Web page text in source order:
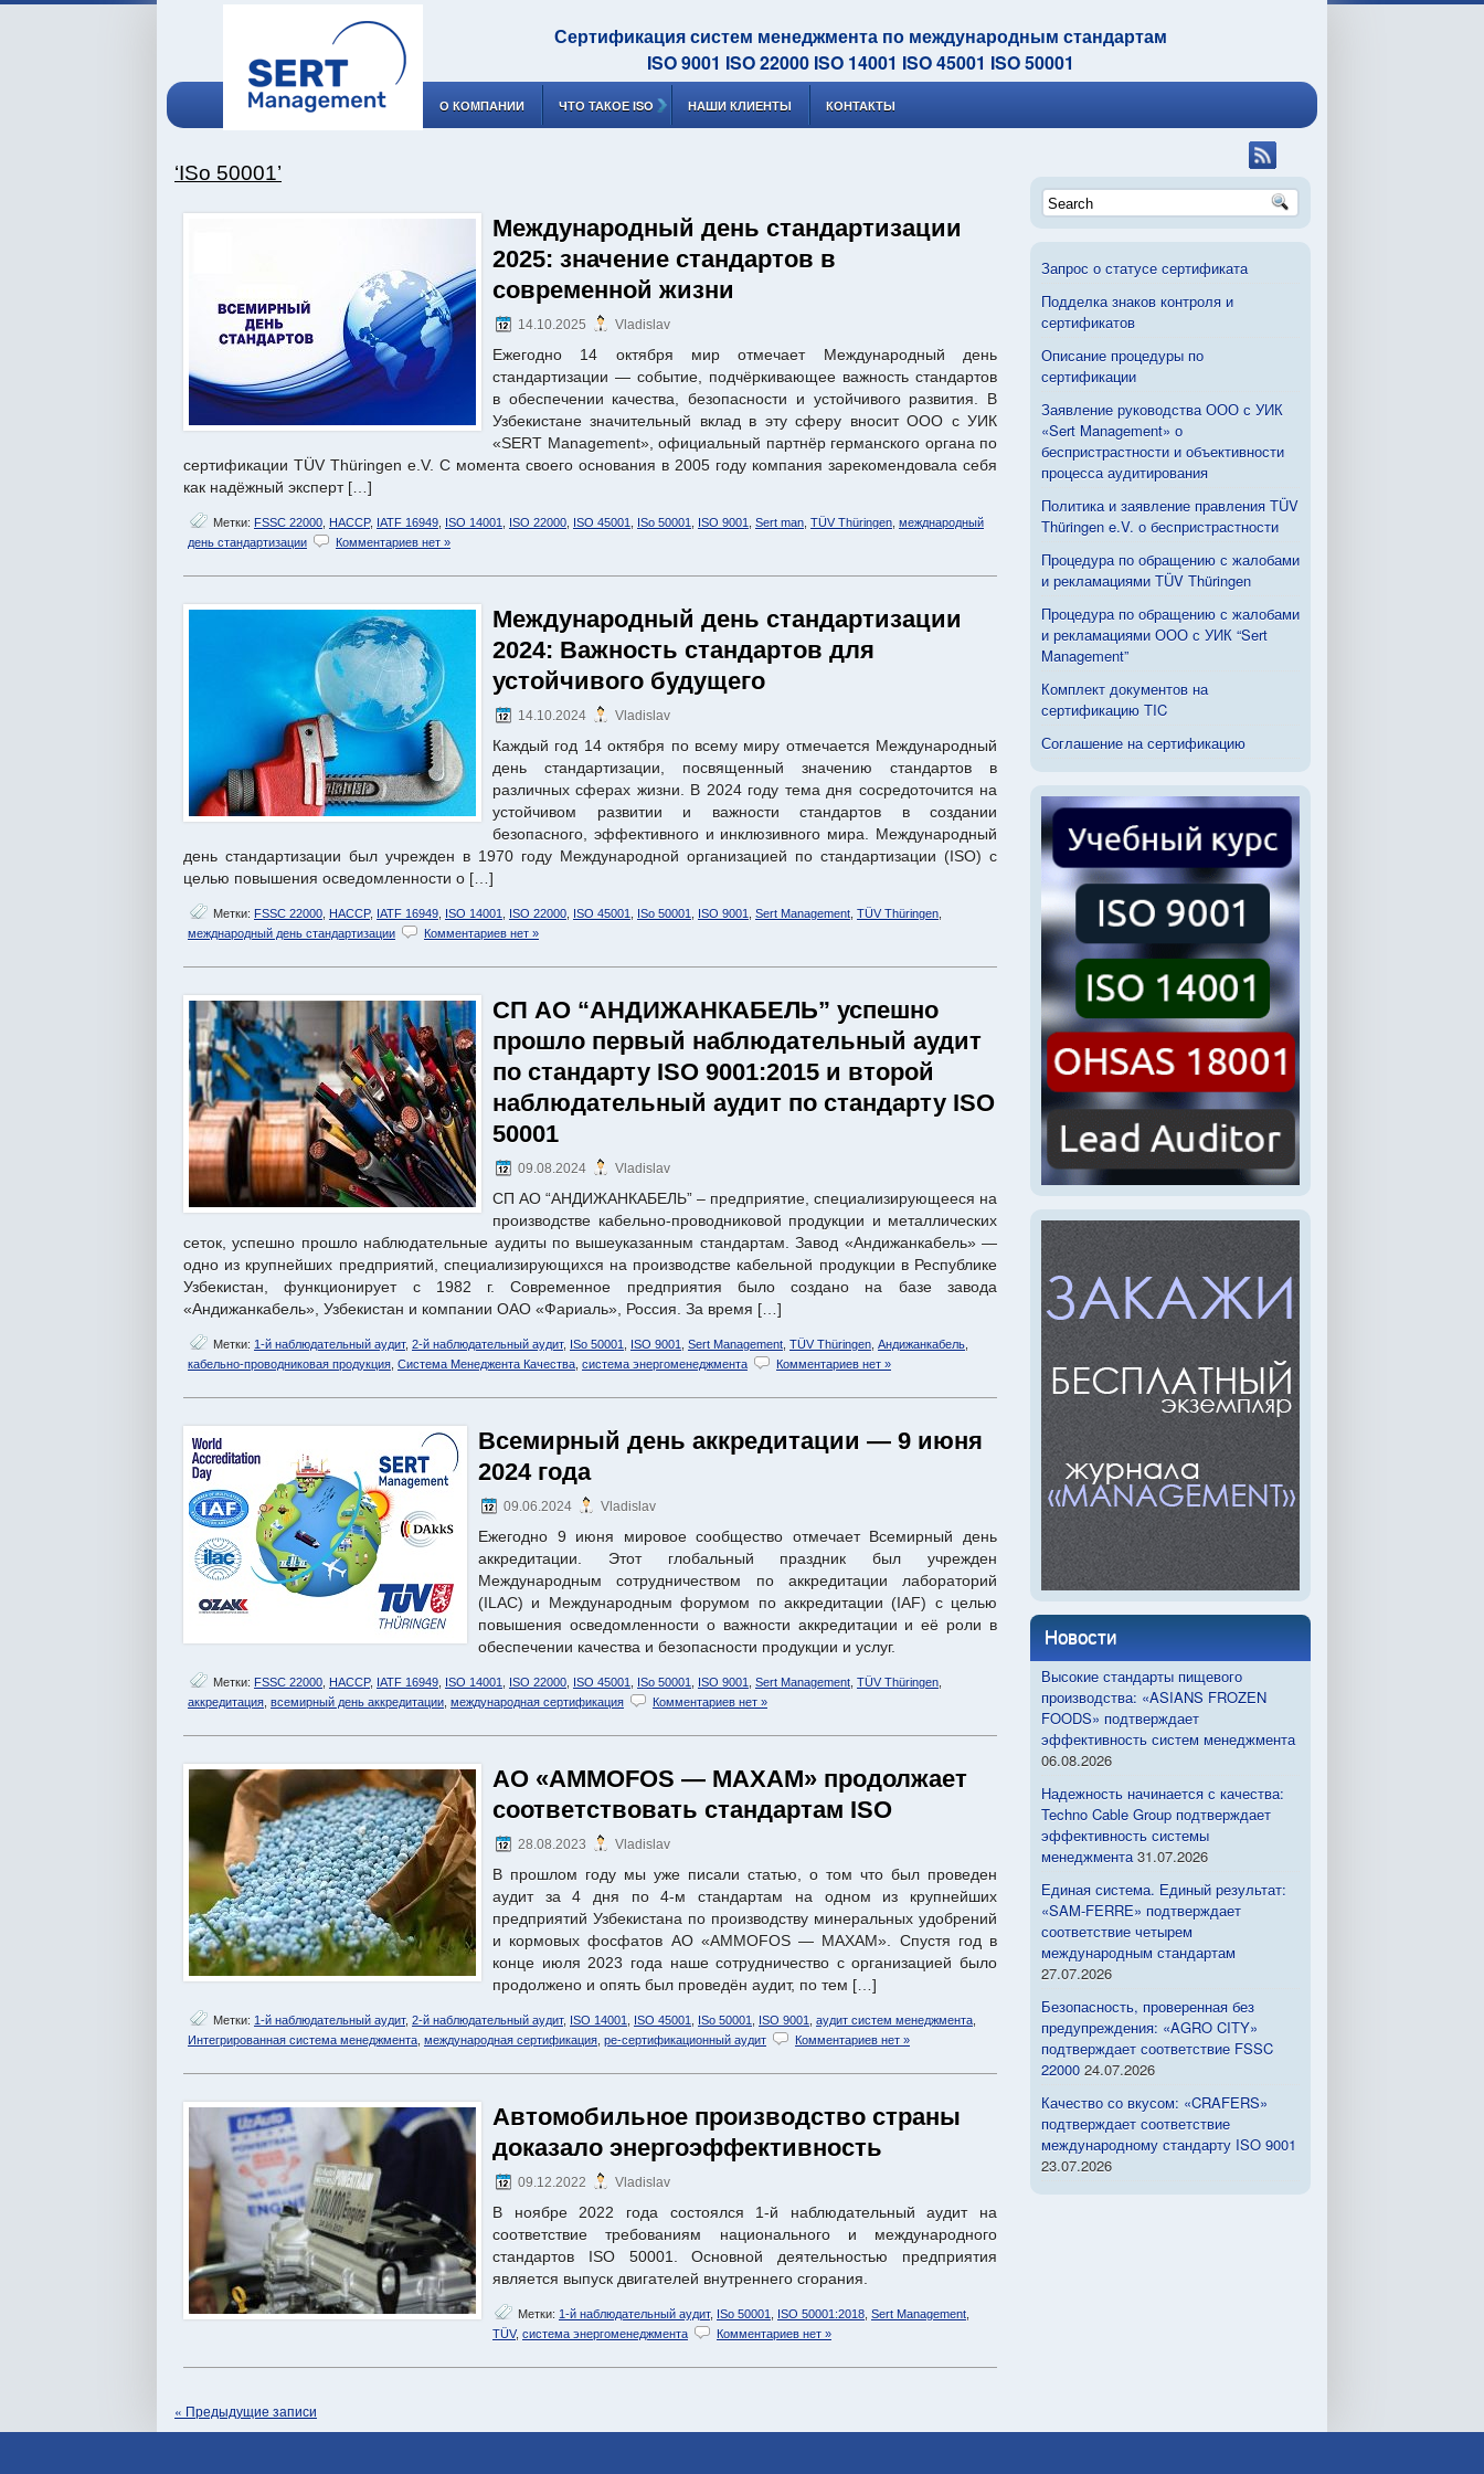
Сертификация систем менеджмента по международным стандартам
ISO 9001 ISO 22000 ISO 14001 ISO 45001 ISO 50001
О КОМПАНИИ ЧТО ТАКОЕ ISO НАШИ КЛИЕНТЫ КОНТАКТЫ
‘ISo 50001’
Международный день стандартизации
2025: значение стандартов в
современной жизни
14.10.2025 Vladislav
Ежегодно 14 октября мир отмечает Международный день
стандартизации — событие, подчёркивающее важность стандартов
в обеспечении качества, безопасности и устойчивого развития. В
Узбекистане значительный вклад в эту сферу вносит ООО с УИК
«SERT Management», официальный партнёр германского органа по
сертификации TÜV Thüringen e.V. С момента своего основания в 2005 году компания зарекомендовала себя
как надёжный эксперт […]
Метки: FSSC 22000 HACCP, IATF 16949 ISO 14001 ISO 22000 ISO 45001 ISo 50001 ISO 9001 Sert man TÜV Thüringen межднародный
день стандартизации
Комментариев нет »
Международный день стандартизации
2024: Важность стандартов для
устойчивого будущего
14.10.2024 Vladislav
Каждый год 14 октября по всему миру отмечается Международный
день стандартизации, посвященный значению стандартов в
различных сферах жизни. В 2024 году тема дня сосредоточится на
устойчивом развитии и важности стандартов в создании
безопасного, эффективного и инклюзивного мира. Международный
день стандартизации был учрежден в 1970 году Международной организацией по стандартизации (ISO) с
целью повышения осведомленности о […]
Метки: FSSC 22000 HACCP, IATF 16949 ISO 14001 ISO 22000 ISO 45001 ISo 50001 ISO 9001 Sert Management TÜV Thüringen
межднародный день стандартизации
Комментариев нет »
СП АО “АНДИЖАНКАБЕЛЬ” успешно
прошло первый наблюдательный аудит
по стандарту ISO 9001:2015 и второй
наблюдательный аудит по стандарту ISO
50001
09.08.2024 Vladislav
СП АО “АНДИЖАНКАБЕЛЬ” – предприятие, специализирующееся на
производстве кабельно-проводниковой продукции и металлических
сеток, успешно прошло наблюдательные аудиты по вышеуказанным стандартам. Завод «Андижанкабель» —
одно из крупнейших предприятий, специализирующихся на производстве кабельной продукции в Республике
Узбекистан, функционирует с 1982 г. Современное предприятия было создано на базе завода
«Андижанкабель», Узбекистан и компании ОАО «Фариаль», Россия. За время […]
Метки: 1-й наблюдательный аудит, 2-й наблюдательный аудит, ISo 50001 ISO 9001 Sert Management TÜV Thüringen Андижанкабель
кабельно-проводниковая продукция Система Менеджента Качества система энергоменеджмента Комментариев нет »
Всемирный день аккредитации — 9 июня
2024 года
09.06.2024 Vladislav
Ежегодно 9 июня мировое сообщество отмечает Всемирный день
аккредитации. Этот глобальный праздник был учрежден
Международным сотрудничеством по аккредитации лабораторий
(ILAC) и Международным форумом по аккредитации (IAF) с целью
повышения осведомленности о важности аккредитации и её роли в
обеспечении качества и безопасности продукции и услуг.
Метки: FSSC 22000 HACCP, IATF 16949 ISO 14001 ISO 22000 ISO 45001 ISo 50001 ISO 9001 Sert Management TÜV Thüringen
аккредитация всемирный день аккредитации международная сертификация Комментариев нет »
АО «АMMOFOS — MAXAM» продолжает
соответствовать стандартам ISO
28.08.2023 Vladislav
В прошлом году мы уже писали статью, о том что был проведен
аудит за 4 дня по 4-м стандартам на одном из крупнейших
предприятий Узбекистана по производству минеральных удобрений
и кормовых фосфатов АО «АMMOFOS — MAXAM». Спустя год в
конце июля 2023 года наше сотрудничество с организацией было
продолжено и опять был проведён аудит, по тем […]
Метки: 1-й наблюдательный аудит, 2-й наблюдательный аудит, ISO 14001 ISO 45001 ISo 50001 ISO 9001 аудит систем менеджмента
Интегрированная система менеджмента международная сертификация ре-сертификационный аудит Комментариев нет »
Автомобильное производство страны
доказало энергоэффективность
09.12.2022 Vladislav
В ноябре 2022 года состоялся 1-й наблюдательный аудит на
соответствие требованиям национального и международного
стандартов ISO 50001. Основной деятельностью предприятия
является выпуск двигателей внутреннего сгорания.
Метки: 1-й наблюдательный аудит, ISo 50001 ISO 50001:2018 Sert Management
TÜV, система энергоменеджмента Комментариев нет »
« Предыдущие записи
Запрос о статусе сертификата
Подделка знаков контроля и
сертификатов
Описание процедуры по
сертификации
Заявление руководства ООО с УИК
«Sert Management» о
беспристрастности и объективности
процесса аудитирования
Политика и заявление правления TÜV
Thüringen e.V. о беспристрастности
Процедура по обращению с жалобами
и рекламациями TÜV Thüringen
Процедура по обращению с жалобами
и рекламациями ООО с УИК “Sert
Management”
Комплект документов на
сертификацию TIC
Соглашение на сертификацию
Новости
Высокие стандарты пищевого
производства: «ASIANS FROZEN
FOODS» подтверждает
эффективность систем менеджмента
06.08.2026
Надежность начинается с качества:
Techno Cable Group подтверждает
эффективность системы
менеджмента 31.07.2026
Единая система. Единый результат:
«SAM-FERRE» подтверждает
соответствие четырем
международным стандартам
27.07.2026
Безопасность, проверенная без
предупреждения: «AGRO CITY»
подтверждает соответствие FSSC
22000 24.07.2026
Качество со вкусом: «CRAFERS»
подтверждает соответствие
международному стандарту ISO 9001
23.07.2026